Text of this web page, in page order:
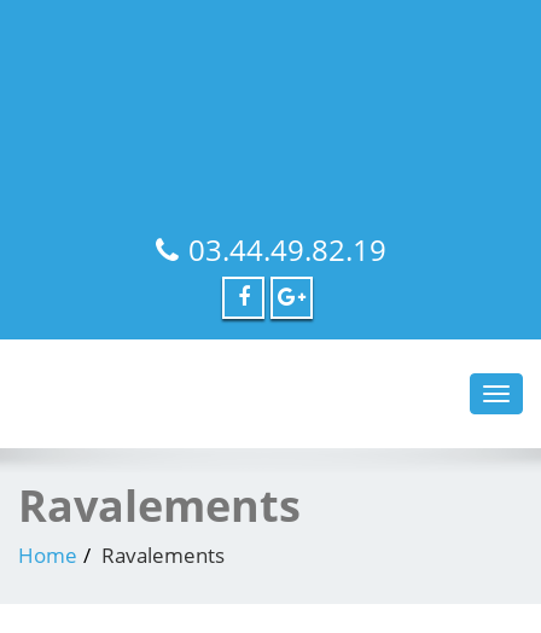
03.44.49.82.19
Ravalements
Home Ravalements